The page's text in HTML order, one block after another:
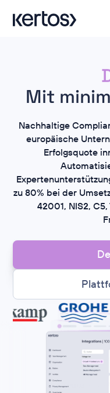
Mit
Nachhaltige
europäische
Erfolgsquote
zu 80% bei der
42001, NIS2,